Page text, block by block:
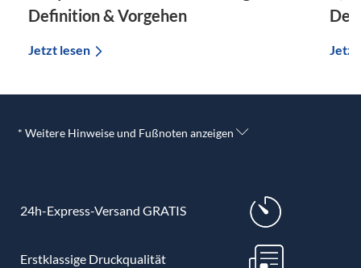
Definition & Vorgehen
Jetzt lesen Jetzt
* Weitere Hinweise und Fußnoten anzeigen
24h-Express-Versand GRATIS
Erstklassige Druckqualität